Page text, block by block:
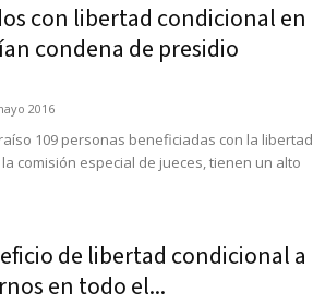
con libertad condicional en
condena de presidio
2016
109 personas beneficiadas con la libertad
comisión especial de jueces, tienen un alto
de libertad condicional a
en todo el...